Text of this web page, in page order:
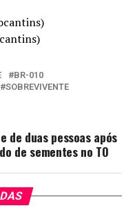
BR-010
SOBREVIVENTE
de duas pessoas após
de sementes no TO